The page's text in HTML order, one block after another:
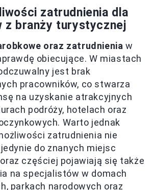
zatrudnienia dla
z branży turystycznej
oraz zatrudnienia w
obiecujące. W miastach
jest brak
pracowników, co stwarza
na uzyskanie atrakcyjnych
podróży, hotelach oraz
Warto jednak
zatrudnienia nie
do znanych miejsc
częściej pojawiają się także
na specjalistów w domach
parkach narodowych oraz